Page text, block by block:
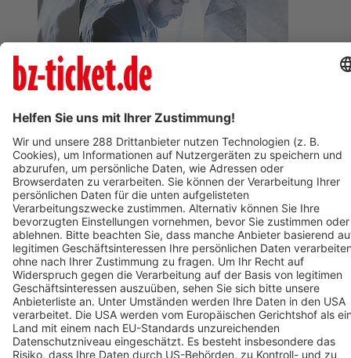
Freiburg im Breisgau
Berliner Barock Solisten
18. Februar 2027
Termin eintragen